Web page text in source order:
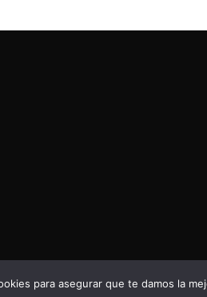
2008 - 2025 Todos los Derechos
para asegurar que te damos la